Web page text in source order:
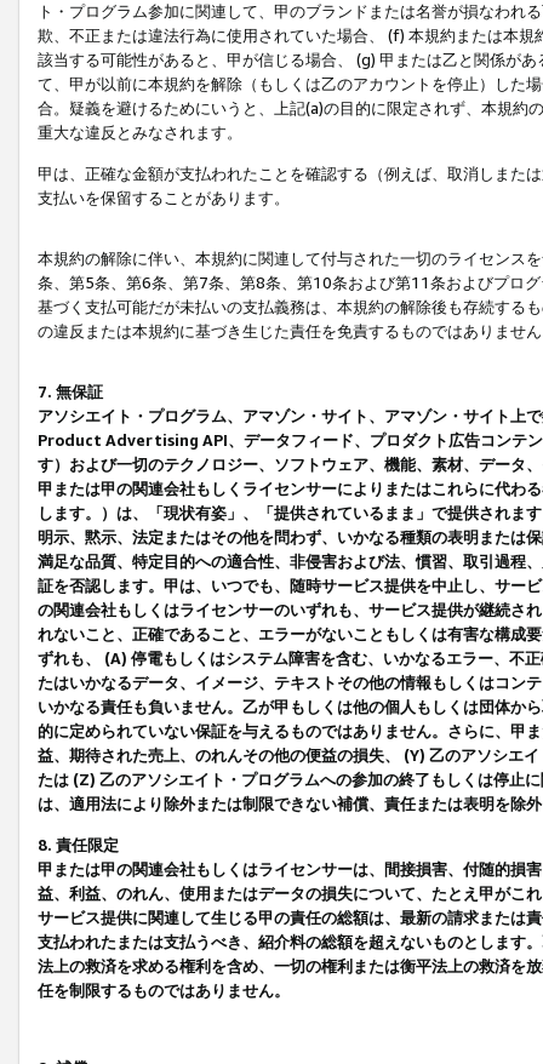
ト・プログラム参加に関連して、甲のブランドまたは名誉が損なわれ
欺、不正または違法行為に使用されていた場合、 (f) 本規約または本
該当する可能性があると、甲が信じる場合、 (g) 甲または乙と関係が
て、甲が以前に本規約を解除（もしくは乙のアカウントを停止）した
合。疑義を避けるためにいうと、上記(a)の目的に限定されず、本規
重大な違反とみなされます。
甲は、正確な金額が支払われたことを確認する（例えば、取消しまた
支払いを保留することがあります。
本規約の解除に伴い、本規約に関連して付与された一切のライセンス
条、第5条、第6条、第7条、第8条、第10条および第11条およびプロ
基づく支払可能だが未払いの支払義務は、本規約の解除後も存続する
の違反または本規約に基づき生じた責任を免責するものではありませ
7. 無保証
アソシエイト・プログラム、アマゾン・サイト、アマゾン・サイト上
Product Advertising API、データフィード、プロダクト広告コンテ
す）および一切のテクノロジー、ソフトウェア、機能、素材、データ
甲または甲の関連会社もしくライセンサーによりまたはこれらに代わ
します。）は、「現状有姿」、「提供されているまま」で提供されま
明示、黙示、法定またはその他を問わず、いかなる種類の表明または
満足な品質、特定目的への適合性、非侵害および法、慣習、取引過程
証を否認します。甲は、いつでも、随時サービス提供を中止し、サー
の関連会社もしくはライセンサーのいずれも、サービス提供が継続さ
れないこと、正確であること、エラーがないこともしくは有害な構成
ずれも、 (A) 停電もしくはシステム障害を含む、いかなるエラー、不
たはいかなるデータ、イメージ、テキストその他の情報もしくはコン
いかなる責任も負いません。乙が甲もしくは他の個人もしくは団体か
的に定められていない保証を与えるものではありません。さらに、甲
益、期待された売上、のれんその他の便益の損失、 (Y) 乙のアソシエ
たは (Z) 乙のアソシエイト・プログラムへの参加の終了もしくは停止
は、適用法により除外または制限できない補償、責任または表明を除
8. 責任限定
甲または甲の関連会社もしくはライセンサーは、間接損害、付随的損
益、利益、のれん、使用またはデータの損失について、たとえ甲がこ
サービス提供に関連して生じる甲の責任の総額は、最新の請求または
支払われたまたは支払うべき、紹介料の総額を超えないものとします
法上の救済を求める権利を含め、一切の権利または衡平法上の救済を
任を制限するものではありません。